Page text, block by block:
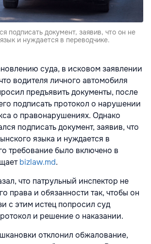
подписать документ, заявив, что он не
и нуждается в переводчике.
суда, в исковом заявлении
водителя личного автомобиля
предъявить документы, после
подписать протокол о нарушении
о правонарушениях. Однако
подписать документ, заявив, что
языка и нуждается в
требование было включено в
bizlaw.md.
что патрульный инспектор не
права и обязанности так, чтобы он
с этим истец попросил суд
и решение о наказании.
отклонил обжалование,